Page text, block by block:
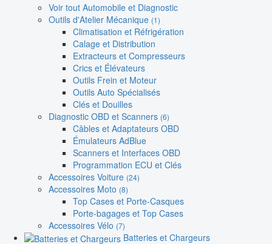
Voir tout Automobile et Diagnostic
Outils d'Atelier Mécanique (1)
Climatisation et Réfrigération
Calage et Distribution
Extracteurs et Compresseurs
Crics et Élévateurs
Outils Frein et Moteur
Outils Auto Spécialisés
Clés et Douilles
Diagnostic OBD et Scanners (6)
Câbles et Adaptateurs OBD
Émulateurs AdBlue
Scanners et Interfaces OBD
Programmation ECU et Clés
Accessoires Voiture (24)
Accessoires Moto (8)
Top Cases et Porte-Casques
Porte-bagages et Top Cases
Accessoires Vélo (7)
Batteries et Chargeurs